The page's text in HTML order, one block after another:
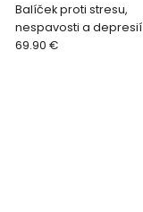
Balíček proti stresu,
nespavosti a depresií
69.90 €